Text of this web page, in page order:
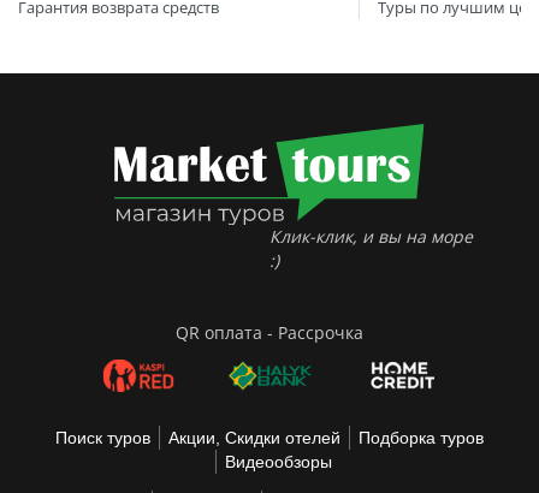
Гарантия возврата средств Туры по лучшим
Клик-клик, и вы на море
:)
QR оплата - Рассрочка
Поиск туров Акции, Скидки отелей
Подборка туров
Видеообзоры